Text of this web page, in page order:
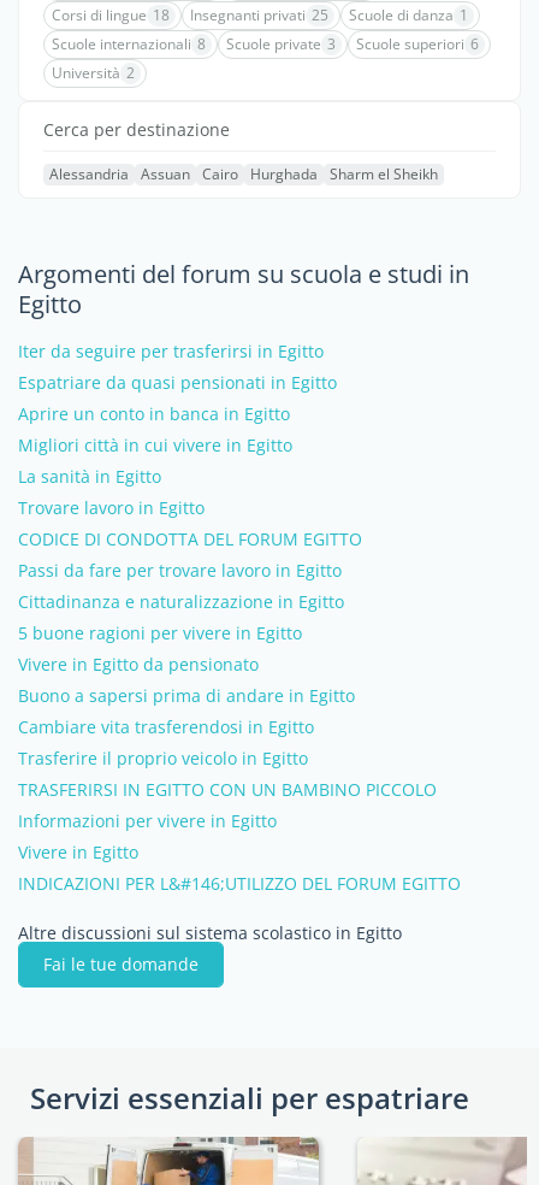
Corsi di lingue 18 Insegnanti privati 25 Scuole di danza 1
Scuole internazionali 8 Scuole private 3 Scuole superiori 6
Università 2
Cerca per destinazione
Alessandria Assuan Cairo Hurghada Sharm el Sheikh
Argomenti del forum su scuola e studi in
Egitto
Iter da seguire per trasferirsi in Egitto
Espatriare da quasi pensionati in Egitto
Aprire un conto in banca in Egitto
Migliori città in cui vivere in Egitto
La sanità in Egitto
Trovare lavoro in Egitto
CODICE DI CONDOTTA DEL FORUM EGITTO
Passi da fare per trovare lavoro in Egitto
Cittadinanza e naturalizzazione in Egitto
5 buone ragioni per vivere in Egitto
Vivere in Egitto da pensionato
Buono a sapersi prima di andare in Egitto
Cambiare vita trasferendosi in Egitto
Trasferire il proprio veicolo in Egitto
TRASFERIRSI IN EGITTO CON UN BAMBINO PICCOLO
Informazioni per vivere in Egitto
Vivere in Egitto
INDICAZIONI PER L&#146;UTILIZZO DEL FORUM EGITTO
Altre discussioni sul sistema scolastico in Egitto
Fai le tue domande
Servizi essenziali per espatriare